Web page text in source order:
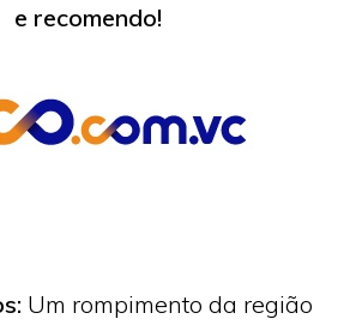
e recomendo!
Um rompimento da região